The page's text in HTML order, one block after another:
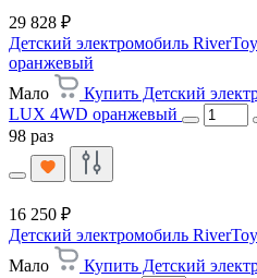
29 828 ₽
Детский электромобиль
оранжевый
Мало
Купить Детский
LUX 4WD оранжевый
98 раз
16 250 ₽
Детский электромобиль
Мало
Купить Детский